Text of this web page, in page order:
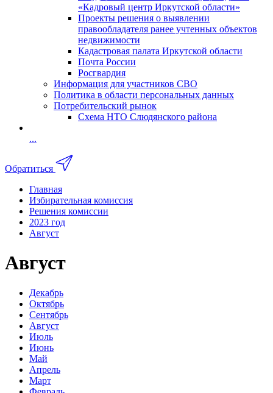
«Кадровый центр Иркутской области»
Проекты решения о выявлении
правообладателя ранее учтенных объектов
недвижимости
Кадастровая палата Иркутской области
Почта России
Росгвардия
Информация для участников СВО
Политика в области персональных данных
Потребительский рынок
Схема НТО Слюдянского района
...
Обратиться
Главная
Избирательная комиссия
Решения комиссии
2023 год
Август
Август
Декабрь
Октябрь
Сентябрь
Август
Июль
Июнь
Май
Апрель
Март